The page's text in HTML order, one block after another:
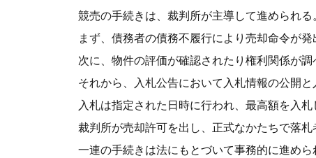
競売の手続きは、裁判所が主導して進められる
まず、債務者の債務不履行により売却命令が発
次に、物件の評価が確認されたり権利関係が調
それから、入札公告において入札情報の公開と
入札は指定された日時に行われ、最高額を入札
裁判所が売却許可を出し、正式なかたちで落札
一連の手続きは法にもとづいて事務的に進め